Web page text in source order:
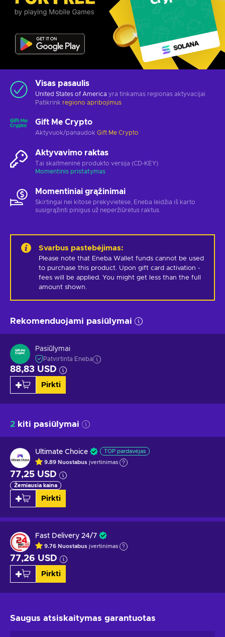
Visas pasaulis
United States of America yra tinkamas regionas aktyvacijai
Patikrink regiono apribojimus
Gift Me Crypto
Aktyvuok/panaudok Gift Me Crypto
Aktyvavimo raktas
Tai skaitmeninė produkto versija (CD-KEY)
Momentinis pristatymas
Momentiniai grąžinimai
Skirtingai nei kitose prekyvietėse, Eneba leidžia iš karto
susigrąžinti pinigus už neperžiūrėtus raktus.
Svarbus pastebėjimas:
Please note that Eneba Wallet funds cannot be used
to purchase this product. Upon gift card activation -
fees will be applied. You might get less than the full
amount shown.
Rekomenduojami pasiūlymai
Pasiūlymai
Patvirtinta Eneba
88,83 USD
Pirkti
2 kiti pasiūlymai
Ultimate Choice TOP pardavėjas
9.89 Nuostabus įvertinimas
77,25 USD
Žemiausia kaina
Pirkti
Fast Delivery 24/7
9.76 Nuostabus įvertinimas
77,26 USD
Pirkti
Saugus atsiskaitymas garantuotas